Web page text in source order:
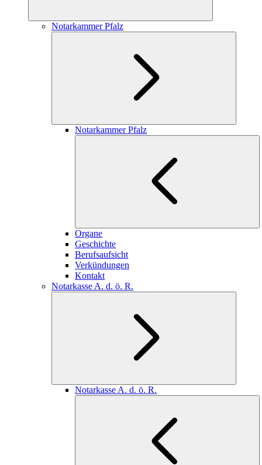
Notarkammer Pfalz
Notarkammer Pfalz
Organe
Geschichte
Berufsaufsicht
Verkündungen
Kontakt
Notarkasse A. d. ö. R.
Notarkasse A. d. ö. R.